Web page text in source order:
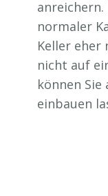
anreichern.
normaler
Keller eher
nicht auf
können
einbauen